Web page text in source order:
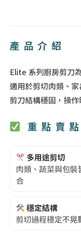
產品介紹
Elite 系列廚房剪刀
適用於剪切肉類、
剪刀結構穩固，操
重點賣點
多用途剪切
肉類、蔬菜與包裝
合
穩定結構
剪切過程穩定不晃